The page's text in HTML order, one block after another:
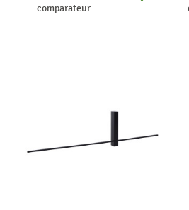
comparateur